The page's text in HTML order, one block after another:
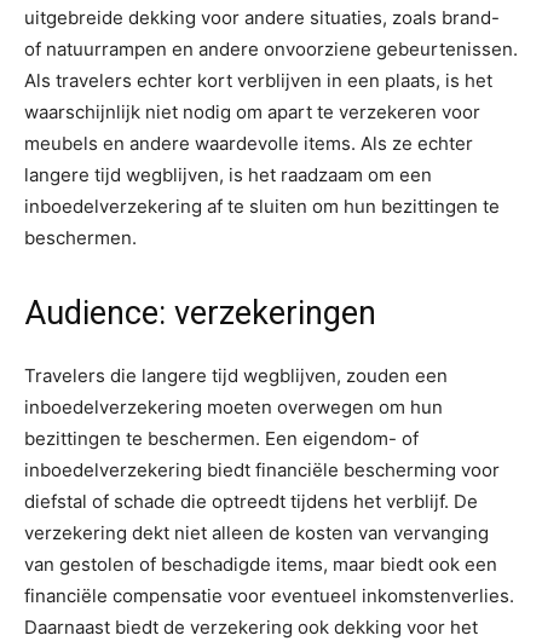
uitgebreide dekking voor andere situaties, zoals brand-
of natuurrampen en andere onvoorziene gebeurtenissen.
Als travelers echter kort verblijven in een plaats, is het
waarschijnlijk niet nodig om apart te verzekeren voor
meubels en andere waardevolle items. Als ze echter
langere tijd wegblijven, is het raadzaam om een
inboedelverzekering af te sluiten om hun bezittingen te
beschermen.
Audience: verzekeringen
Travelers die langere tijd wegblijven, zouden een
inboedelverzekering moeten overwegen om hun
bezittingen te beschermen. Een eigendom- of
inboedelverzekering biedt financiële bescherming voor
diefstal of schade die optreedt tijdens het verblijf. De
verzekering dekt niet alleen de kosten van vervanging
van gestolen of beschadigde items, maar biedt ook een
financiële compensatie voor eventueel inkomstenverlies.
Daarnaast biedt de verzekering ook dekking voor het